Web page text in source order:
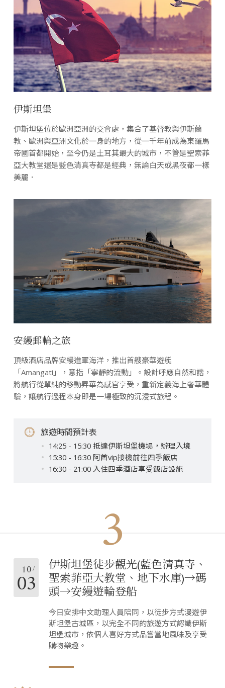
伊斯坦堡
伊斯坦堡位於歐洲亞洲的交會處，集合了基督教與伊斯蘭
教、歐洲與亞洲文化於一身的地方，從一千年前成為東羅馬
帝國首都開始，至今仍是土耳其最大的城市，不管是聖索菲
亞大教堂還是藍色清真寺都是經典，無論白天或黑夜都一樣
美麗．
安縵郵輪之旅
頂級酒店品牌安縵進軍海洋，推出首艘豪華遊艇
「Amangati」，意指「寧靜的流動」。設計呼應自然和諧，
將航行從單純的移動昇華為感官享受，重新定義海上奢華體
驗，讓航行過程本身即是一場極致的沉浸式旅程。
旅遊時間預計表
14:25 - 15:30 抵達伊斯坦堡機場，辦理入境
15:30 - 16:30 阿酋vip接機前往四季飯店
16:30 - 21:00 入住四季酒店享受飯店設施
3
10
03
伊斯坦堡徒步觀光(藍色清真寺、
聖索菲亞大教堂、地下水庫)→碼
頭→安縵遊輪登船
今日安排中文助理人員陪同，以徒步方式漫遊伊
斯坦堡古城區，以完全不同的旅遊方式認識伊斯
坦堡城市，依個人喜好方式品嘗當地風味及享受
購物樂趣。